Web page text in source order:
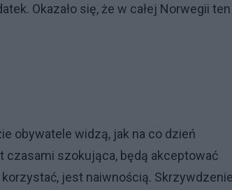
Okazało się, że w całej Norwegii ten
obywatele widzą, jak na co dzień
czasami szokująca, będą akceptować
jest naiwnością. Skrzywdzenie